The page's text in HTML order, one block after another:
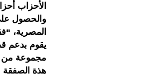
الأحزاب
والحصول
المصرية،
يقوم بدعم
مجموعة من
هذة